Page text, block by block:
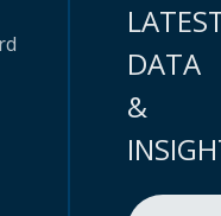
DATA
&